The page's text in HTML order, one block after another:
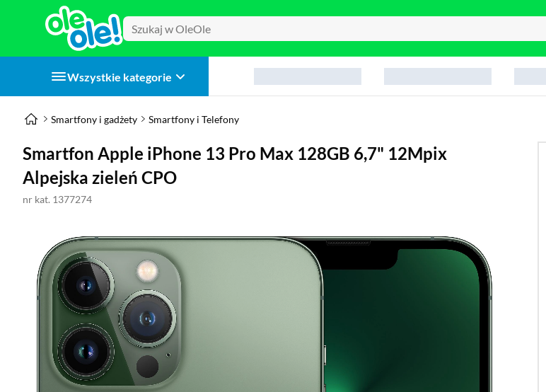
Wszystkie kategorie
Smartfony i gadżety Smartfony i Telefony
Smartfon Apple iPhone 13 Pro Max 128GB 6,7" 12Mpix
Alpejska zieleń CPO
nr kat. 1377274